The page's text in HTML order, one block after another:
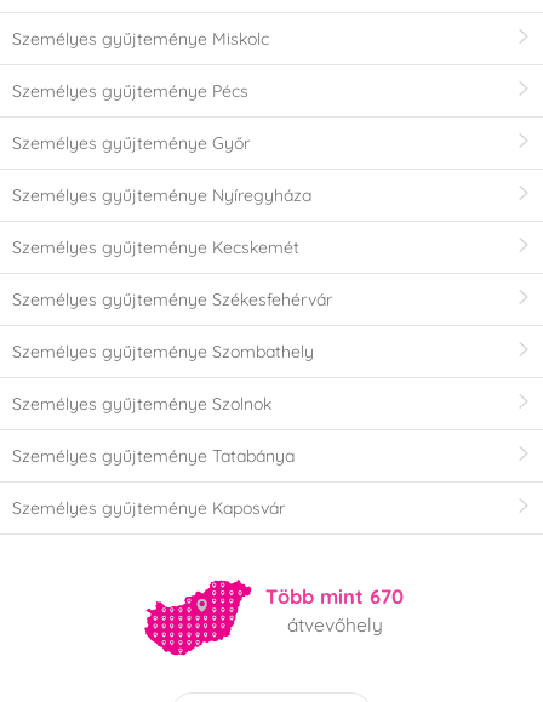
Személyes gyűjteménye Miskolc
Személyes gyűjteménye Pécs
Személyes gyűjteménye Győr
Személyes gyűjteménye Nyíregyháza
Személyes gyűjteménye Kecskemét
Személyes gyűjteménye Székesfehérvár
Személyes gyűjteménye Szombathely
Személyes gyűjteménye Szolnok
Személyes gyűjteménye Tatabánya
Személyes gyűjteménye Kaposvár
Több mint 670
átvevőhely